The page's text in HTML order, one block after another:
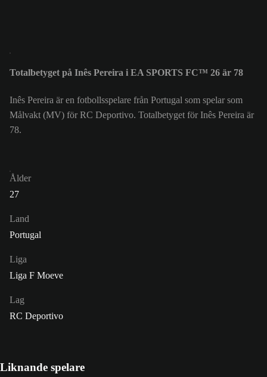
Totalbetyget på Inês Pereira i EA SPORTS FC™ 26 är 78
Inês Pereira är en fotbollsspelare från Portugal som spelar som
Målvakt (MV) för RC Deportivo. Totalbetyget för Inês Pereira är
78.
Ålder
27
Land
Portugal
Liga
Liga F Moeve
Lag
RC Deportivo
Liknande spelare